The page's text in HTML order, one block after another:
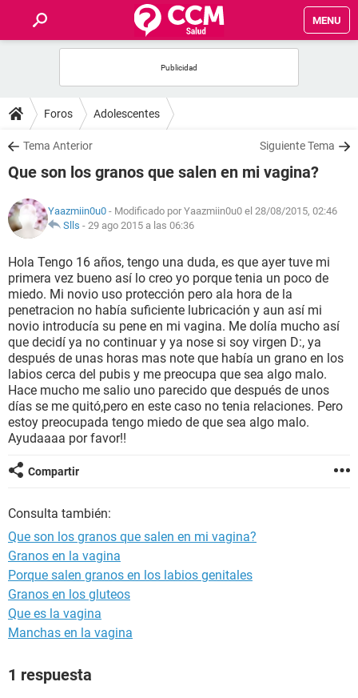
MENU
FOROS
SALUD
FAMILIA
NUTRICIÓN
BIENESTAR
SEXUALIDAD
GLOSARIO
Foros Adolescentes
Tema Anterior Siguiente Tema
Que son los granos que salen en mi vagina?
Yaazmiin0u0 - Modificado por Yaazmiin0u0 el 28/08/2015, 02:46
Slls - 29 ago 2015 a las 06:36
Hola Tengo 16 años, tengo una duda, es que ayer tuve mi
primera vez bueno así lo creo yo porque tenia un poco de
miedo. Mi novio uso protección pero ala hora de la
penetracion no había suficiente lubricación y aun así mi
novio introducía su pene en mi vagina. Me dolía mucho así
que decidí ya no continuar y ya nose si soy virgen D:, ya
después de unas horas mas note que había un grano en los
labios cerca del pubis y me preocupa que sea algo malo.
Hace mucho me salio uno parecido que después de unos
días se me quitó,pero en este caso no tenia relaciones. Pero
estoy preocupada tengo miedo de que sea algo malo.
Ayudaaaa por favor!!
Compartir
Consulta también:
Que son los granos que salen en mi vagina?
Granos en la vagina
Porque salen granos en los labios genitales
Granos en los gluteos
Que es la vagina
Manchas en la vagina
1 respuesta